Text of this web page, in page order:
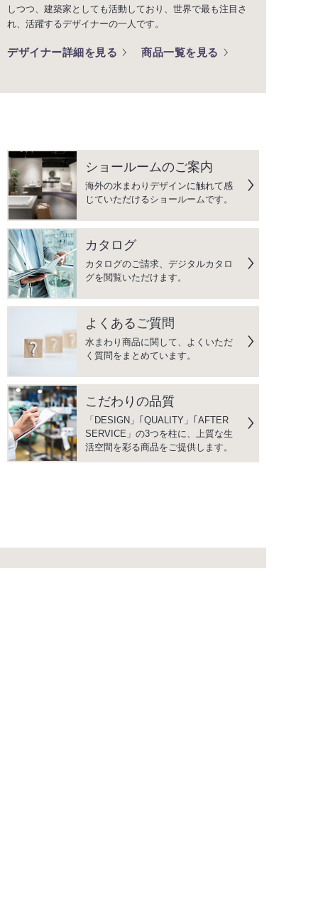
しつつ、建築家としても活動しており、世界で最も注目さ
れ、活躍するデザイナーの一人です。
デザイナー詳細を見る 商品一覧を見る
ショールームのご案内
海外の水まわりデザインに触れて感
じていただけるショールームです。
カタログ
カタログのご請求、デジタルカタロ
グを閲覧いただけます。
よくあるご質問
水まわり商品に関して、よくいただ
く質問をまとめています。
こだわりの品質
「DESIGN」｢QUALITY」｢AFTER
SERVICE」の3つを柱に、上質な生
活空間を彩る商品をご提供します。